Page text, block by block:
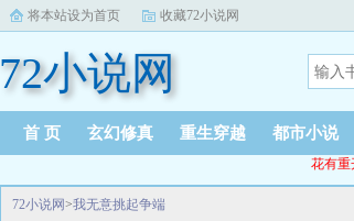
将本站设为首页 收藏72小说网
72小说网
首 页 玄幻修真 重生穿越 都市小说
花有重
72小说网>我无意挑起争端